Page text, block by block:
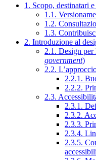
1. Scopo, destinatari
1.1.
1.2.
1.3.
2. Introduzione al
2.1. Design per
government)
2.2.
2.2.1.
2.2.2.
2.3.
2.3.1.
2.3.2.
2.3.3.
2.3.4.
2.3.5.